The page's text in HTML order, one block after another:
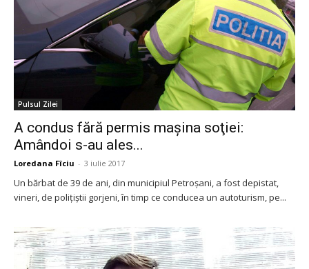
Pulsul Zilei
A condus fără permis mașina soţiei:
Amândoi s-au ales...
Loredana Fîciu - 3 iulie 2017
Un bărbat de 39 de ani, din municipiul Petroşani, a fost depistat,
vineri, de poliţiștii gorjeni, în timp ce conducea un autoturism, pe...